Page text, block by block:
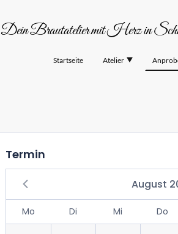
Dein Brautatelier mit Herz in
Startseite Atelier
Termin
August
Mo Di Mi Do